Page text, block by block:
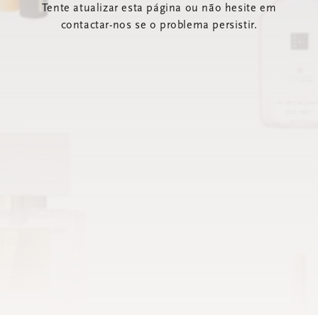
Tente atualizar esta página ou não hesite em
contactar-nos se o problema persistir.